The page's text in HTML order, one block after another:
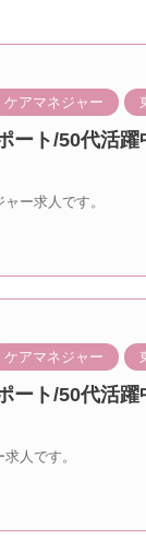
ケアマネジャー
ート/50代活
ー求人です。
ケアマネジャー
ート/50代活
人です。